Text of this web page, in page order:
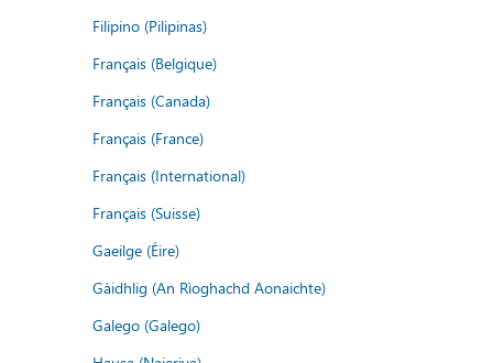
Filipino (Pilipinas)
Français (Belgique)
Français (Canada)
Français (France)
Français (International)
Français (Suisse)
Gaeilge (Éire)
Gàidhlig (An Rìoghachd Aonaichte)
Galego (Galego)